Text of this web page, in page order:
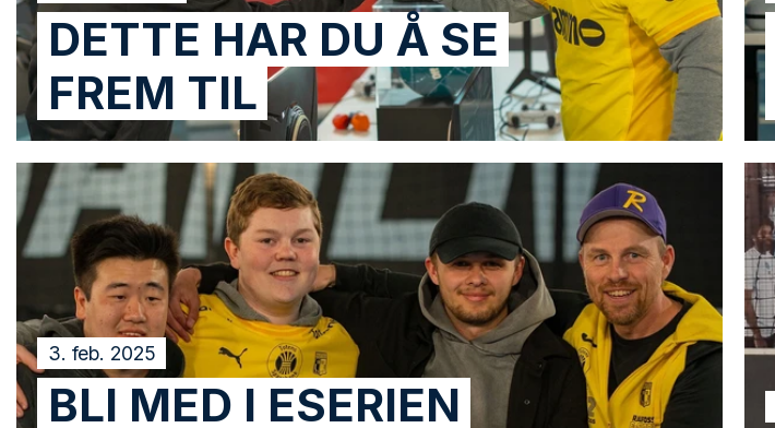
DETTE HAR DU Å SE
FREM TIL
3. feb. 2025
BLI MED I ESERIEN